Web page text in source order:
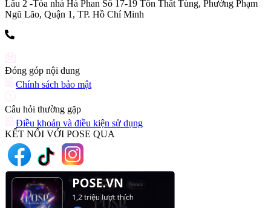
Lầu 2 -Tòa nhà Hà Phan Số 17-19 Tôn Thất Tùng, Phường Phạm
Ngũ Lão, Quận 1, TP. Hồ Chí Minh
Đóng góp nội dung
Chính sách bảo mật
Câu hỏi thường gặp
Điều khoản và điều kiện sử dụng
KẾT NỐI VỚI POSE QUA